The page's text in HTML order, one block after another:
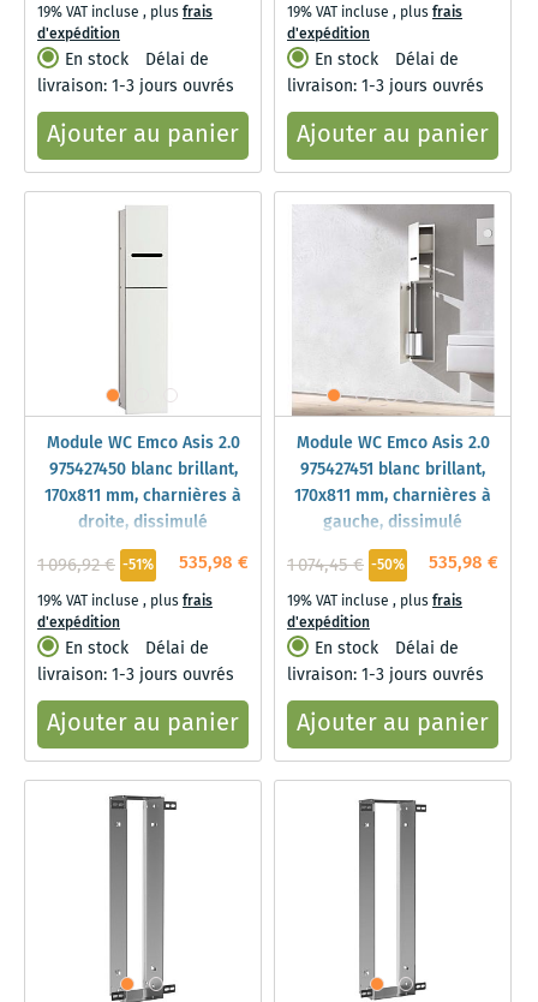
19% VAT incluse , plusfrais
d'expédition
En stock
Délai de
livraison: 1-3 jours ouvrés
Ajouter au panier
19% VAT incluse , plusfrais
d'expédition
En stock
Délai de
livraison: 1-3 jours ouvrés
Ajouter au panier
Module WC Emco Asis 2.0
975427450 blanc brillant,
170x811 mm, charnières à
droite, dissimulé
535,98 €
1 096,92 € -51%
19% VAT incluse , plusfrais
d'expédition
En stock
Délai de
livraison: 1-3 jours ouvrés
Ajouter au panier
Module WC Emco Asis 2.0
975427451 blanc brillant,
170x811 mm, charnières à
gauche, dissimulé
535,98 €
1 074,45 € -50%
19% VAT incluse , plusfrais
d'expédition
En stock
Délai de
livraison: 1-3 jours ouvrés
Ajouter au panier